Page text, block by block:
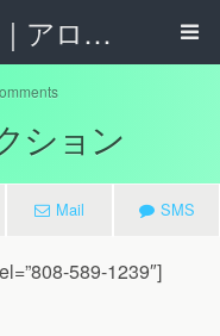
ハワイ情報サイト｜アロハタウンネット
ション
Mail SMS
589-1239″]